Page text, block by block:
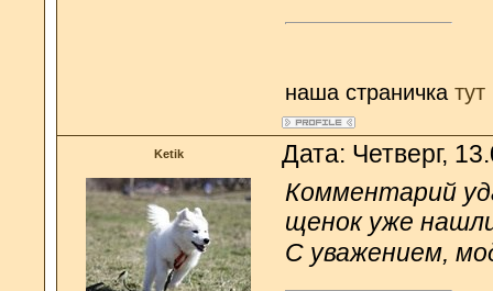
наша страничка тут
Ketik Дата: Четверг,
Комментарий
щенок уже
С уважением,